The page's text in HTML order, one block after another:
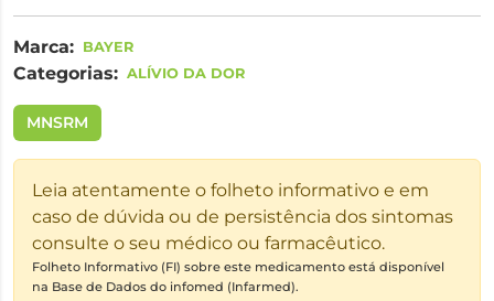
Marca: BAYER
Categorias: ALÍVIO DA DOR
MNSRM
Leia atentamente o folheto informativo e em
caso de dúvida ou de persistência dos sintomas
consulte o seu médico ou farmacêutico.
Folheto Informativo (FI) sobre este medicamento está disponível
na Base de Dados do infomed (Infarmed).